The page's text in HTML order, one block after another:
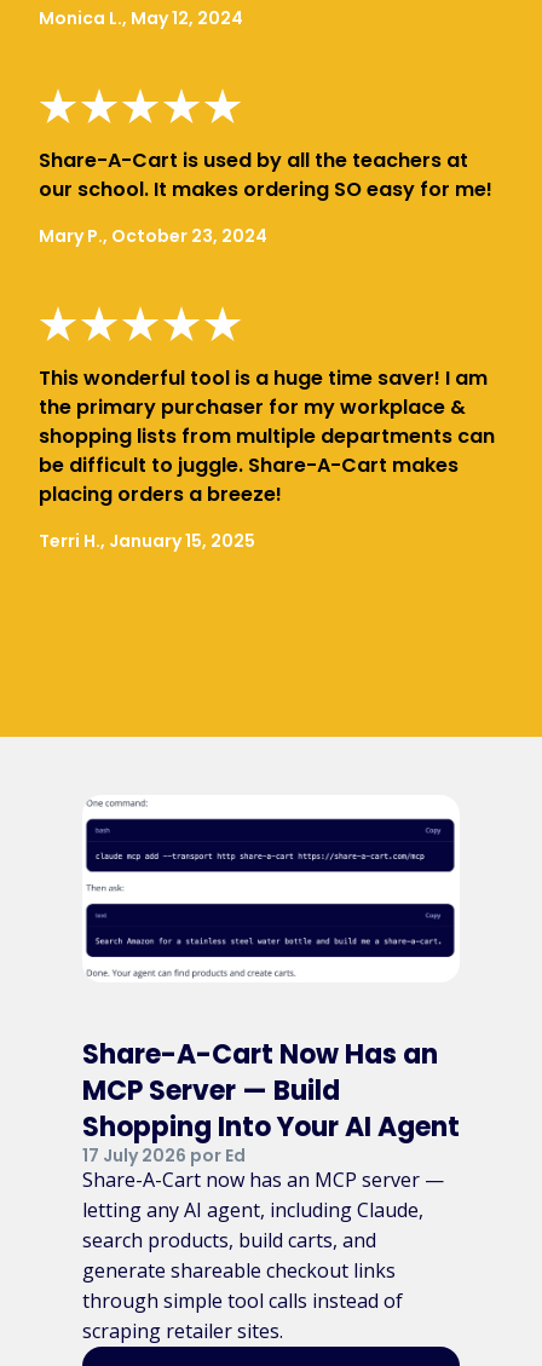
Monica L., May 12, 2024
Share-A-Cart is used by all the teachers at
our school. It makes ordering SO easy for me!
Mary P., October 23, 2024
This wonderful tool is a huge time saver! I am
the primary purchaser for my workplace &
shopping lists from multiple departments can
be difficult to juggle. Share-A-Cart makes
placing orders a breeze!
Terri H., January 15, 2025
Share-A-Cart Now Has an
MCP Server — Build
Shopping Into Your AI Agent
17 July 2026 por Ed
Share-A-Cart now has an MCP server —
letting any AI agent, including Claude,
search products, build carts, and
generate shareable checkout links
through simple tool calls instead of
scraping retailer sites.